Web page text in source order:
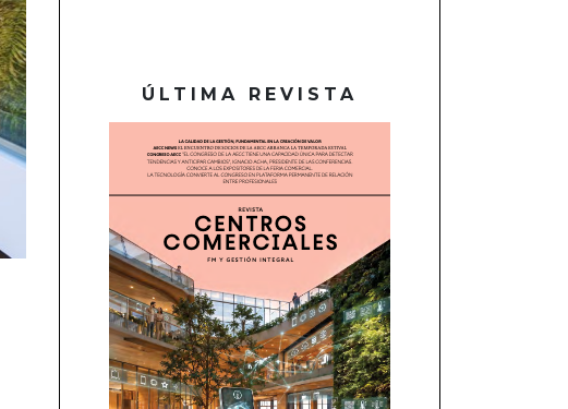
ÚLTIMA REVISTA